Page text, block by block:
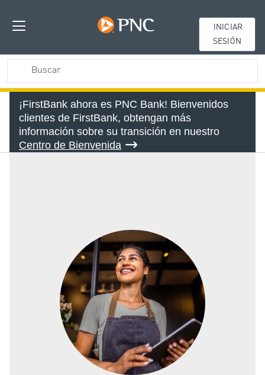
INICIAR
SESIÓN
¡FirstBank ahora es PNC Bank! Bienvenidos
clientes de FirstBank, obtengan más
información sobre su transición en nuestro
Centro de Bienvenida